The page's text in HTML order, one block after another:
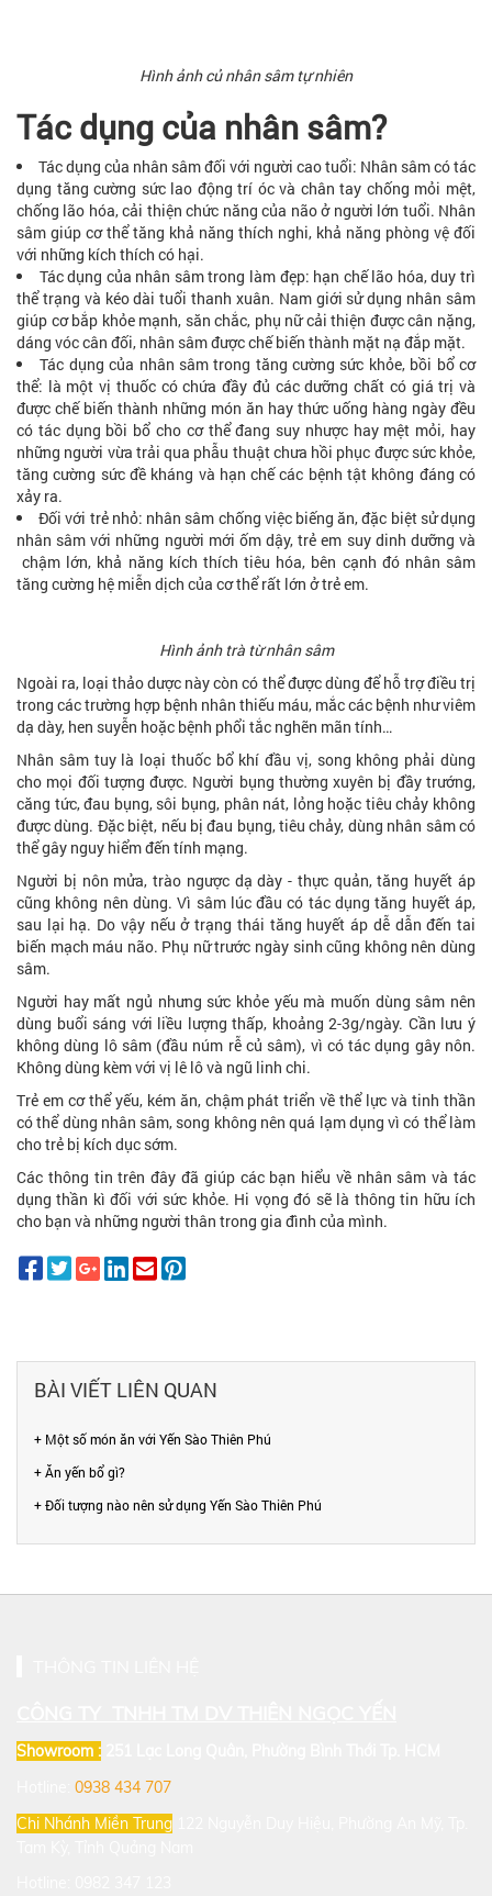
Hình ảnh củ nhân sâm tự nhiên
Tác dụng của nhân sâm?
Tác dụng của nhân sâm đối với người cao tuổi: Nhân sâm có tác
dụng tăng cường sức lao động trí óc và chân tay chống mỏi mệt,
chống lão hóa, cải thiện chức năng của não ở người lớn tuổi. Nhân
sâm giúp cơ thể tăng khả năng thích nghi, khả năng phòng vệ đối
với những kích thích có hại.
Tác dụng của nhân sâm trong làm đẹp: hạn chế lão hóa, duy trì
thể trạng và kéo dài tuổi thanh xuân. Nam giới sử dụng nhân sâm
giúp cơ bắp khỏe mạnh, săn chắc, phụ nữ cải thiện được cân nặng,
dáng vóc cân đối, nhân sâm được chế biến thành mặt nạ đắp mặt.
Tác dụng của nhân sâm trong tăng cường sức khỏe, bồi bổ cơ
thể: là một vị thuốc có chứa đầy đủ các dưỡng chất có giá trị và
được chế biến thành những món ăn hay thức uống hàng ngày đều
có tác dụng bồi bổ cho cơ thể đang suy nhược hay mệt mỏi, hay
những người vừa trải qua phẫu thuật chưa hồi phục được sức khỏe,
tăng cường sức đề kháng và hạn chế các bệnh tật không đáng có
xảy ra.
Đối với trẻ nhỏ: nhân sâm chống việc biếng ăn, đặc biệt sử dụng
nhân sâm với những người mới ốm dậy, trẻ em suy dinh dưỡng và
chậm lớn, khả năng kích thích tiêu hóa, bên cạnh đó nhân sâm
tăng cường hệ miễn dịch của cơ thể rất lớn ở trẻ em.
Hình ảnh trà từ nhân sâm
Ngoài ra, loại thảo dược này còn có thể được dùng để hỗ trợ điều trị
trong các trường hợp bệnh nhân thiếu máu, mắc các bệnh như viêm
dạ dày, hen suyễn hoặc bệnh phổi tắc nghẽn mãn tính…
Nhân sâm tuy là loại thuốc bổ khí đầu vị, song không phải dùng
cho mọi đối tượng được. Người bụng thường xuyên bị đầy trướng,
căng tức, đau bụng, sôi bụng, phân nát, lỏng hoặc tiêu chảy không
được dùng. Đặc biệt, nếu bị đau bụng, tiêu chảy, dùng nhân sâm có
thể gây nguy hiểm đến tính mạng.
Người bị nôn mửa, trào ngược dạ dày - thực quản, tăng huyết áp
cũng không nên dùng. Vì sâm lúc đầu có tác dụng tăng huyết áp,
sau lại hạ. Do vậy nếu ở trạng thái tăng huyết áp dễ dẫn đến tai
biến mạch máu não. Phụ nữ trước ngày sinh cũng không nên dùng
sâm.
Người hay mất ngủ nhưng sức khỏe yếu mà muốn dùng sâm nên
dùng buổi sáng với liều lượng thấp, khoảng 2-3g/ngày. Cần lưu ý
không dùng lô sâm (đầu núm rễ củ sâm), vì có tác dụng gây nôn.
Không dùng kèm với vị lê lô và ngũ linh chi.
Trẻ em cơ thể yếu, kém ăn, chậm phát triển về thể lực và tinh thần
có thể dùng nhân sâm, song không nên quá lạm dụng vì có thể làm
cho trẻ bị kích dục sớm.
Các thông tin trên đây đã giúp các bạn hiểu về nhân sâm và tác
dụng thần kì đối với sức khỏe. Hi vọng đó sẽ là thông tin hữu ích
cho bạn và những người thân trong gia đình của mình.
BÀI VIẾT LIÊN QUAN
+ Một số món ăn với Yến Sào Thiên Phú
+ Ăn yến bổ gì?
+ Đối tượng nào nên sử dụng Yến Sào Thiên Phú
Showroom :
0938 434 707
Chi Nhánh Miền Trung